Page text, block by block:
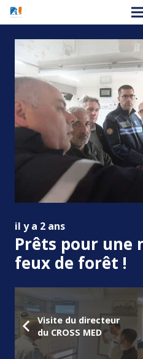
il y a 2 ans
Prêts pour une
feux de forêt !
Visite du directeur
du CROSS MED